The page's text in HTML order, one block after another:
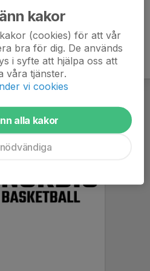
kakor
(cookies) för att vår
bra för dig. De används
i syfte att hjälpa oss att
våra tjänster.
vi cookies
alla kakor